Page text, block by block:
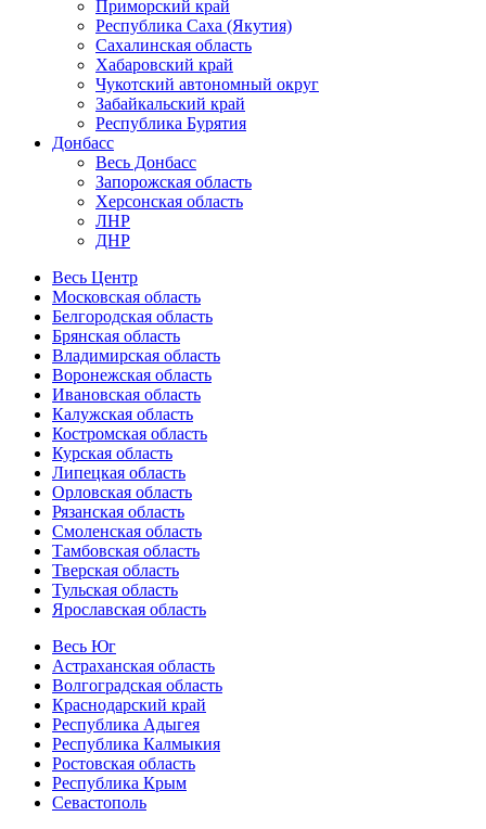
Приморский край
Республика Саха (Якутия)
Сахалинская область
Хабаровский край
Чукотский автономный округ
Забайкальский край
Республика Бурятия
Донбасс
Весь Донбасс
Запорожская область
Херсонская область
ЛНР
ДНР
Весь Центр
Московская область
Белгородская область
Брянская область
Владимирская область
Воронежская область
Ивановская область
Калужская область
Костромская область
Курская область
Липецкая область
Орловская область
Рязанская область
Смоленская область
Тамбовская область
Тверская область
Тульская область
Ярославская область
Весь Юг
Астраханская область
Волгоградская область
Краснодарский край
Республика Адыгея
Республика Калмыкия
Ростовская область
Республика Крым
Севастополь